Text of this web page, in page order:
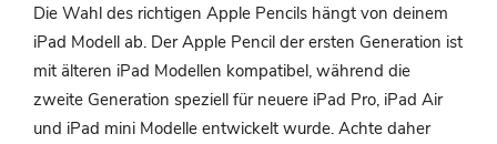
Die Wahl des richtigen Apple Pencils hängt von deinem
iPad Modell ab. Der Apple Pencil der ersten Generation ist
mit älteren iPad Modellen kompatibel, während die
zweite Generation speziell für neuere iPad Pro, iPad Air
und iPad mini Modelle entwickelt wurde. Achte daher